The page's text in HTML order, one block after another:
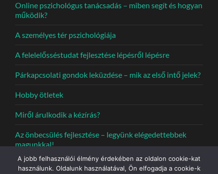
Online pszichológus tanácsadás – miben segít és hogyan
működik?
A személyes tér pszichológiája
A felelelősséstudat fejlesztése lépésről lépésre
Párkapcsolati gondok leküzdése – mik az első intő jelek?
Hobby ötletek
Miről árulkodik a kézírás?
Az önbecsülés fejlesztése – legyünk elégedettebbek
magunkkal!
A jobb felhasználói élmény érdekében az oldalon cookie-kat
használunk. Oldalunk használatával, Ön elfogadja a cookie-k